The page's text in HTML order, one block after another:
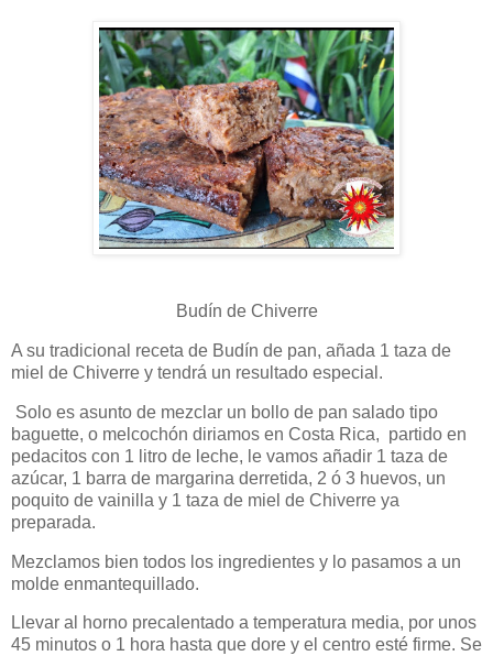
Budín de Chiverre
A su tradicional receta de Budín de pan, añada 1 taza de
miel de Chiverre y tendrá un resultado especial.
Solo es asunto de mezclar un bollo de pan salado tipo
baguette, o melcochón diriamos en Costa Rica, partido en
pedacitos con 1 litro de leche, le vamos añadir 1 taza de
azúcar, 1 barra de margarina derretida, 2 ó 3 huevos, un
poquito de vainilla y 1 taza de miel de Chiverre ya
preparada.
Mezclamos bien todos los ingredientes y lo pasamos a un
molde enmantequillado.
Llevar al horno precalentado a temperatura media, por unos
45 minutos o 1 hora hasta que dore y el centro esté firme. Se